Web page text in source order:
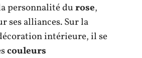
personnalité durose,
ses alliances. Sur la
intérieure, il se
couleurs